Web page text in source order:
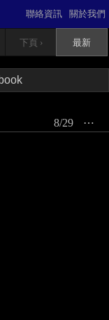
關於我們
聯絡資訊
下頁 › 最新
⋯
8/29